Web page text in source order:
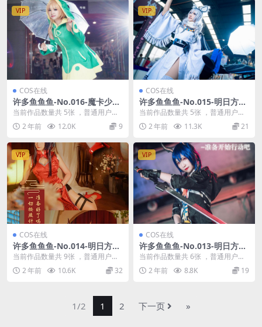
VIP
COS在线
许多鱼鱼鱼-No.016-魔卡少女
樱 木之本樱 [5P]
当前作品数量共 5张 ，普通用户免
费查看前三张；会员全站免费看：
解锁会员权限许多...
2 年前 12.0K 9
VIP
COS在线
许多鱼鱼鱼-No.015-明日方舟
初雪 [5P]
当前作品数量共 5张 ，普通用户免
费查看前三张；会员全站免费看：
解锁会员权限许多...
2 年前 11.3K 21
VIP
COS在线
许多鱼鱼鱼-No.014-明日方舟
陈sir旗袍 [9P]
当前作品数量共 9张 ，普通用户免
费查看前三张；会员全站免费看：
解锁会员权限许多...
2 年前 10.6K 32
VIP
COS在线
许多鱼鱼鱼-No.013-明日方舟
陈sir [6P]
当前作品数量共 6张 ，普通用户免
费查看前三张；会员全站免费看：
解锁会员权限许多...
2 年前 8.8K 19
1/2 1 2 下一页 »